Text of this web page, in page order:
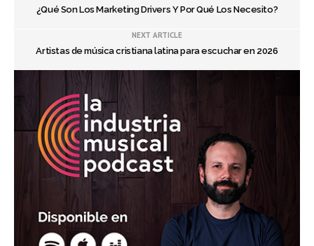
¿Qué Son Los Marketing Drivers Y Por Qué Los Necesito?
NEXT ARTICLE
Artistas de música cristiana latina para escuchar en 2026